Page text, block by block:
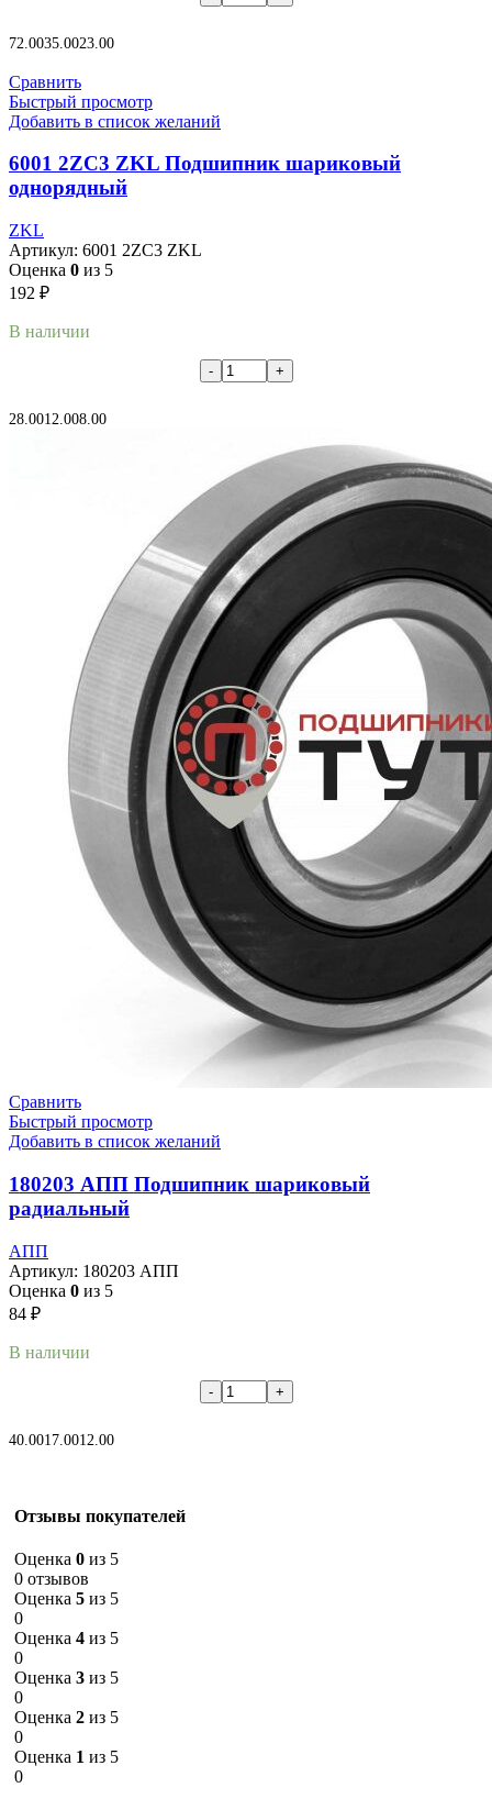
72.0035.0023.00
Сравнить
Быстрый просмотр
Добавить в список желаний
6001 2ZC3 ZKL Подшипник шариковый
однорядный
ZKL
Артикул: 6001 2ZC3 ZKL
Оценка 0 из 5
192 ₽
В наличии
28.0012.008.00
Сравнить
Быстрый просмотр
Добавить в список желаний
180203 АПП Подшипник шариковый
радиальный
АПП
Артикул: 180203 АПП
Оценка 0 из 5
84 ₽
В наличии
40.0017.0012.00
Отзывы покупателей
Оценка 0 из 5
0 отзывов
Оценка 5 из 5
0
Оценка 4 из 5
0
Оценка 3 из 5
0
Оценка 2 из 5
0
Оценка 1 из 5
0